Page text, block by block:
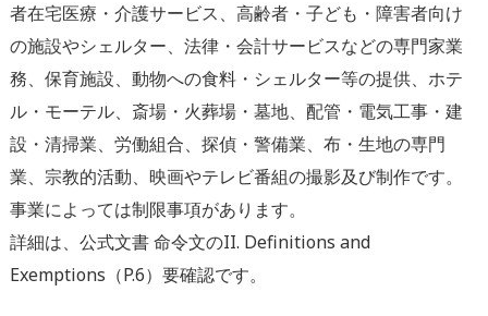
者在宅医療・介護サービス、高齢者・子ども・障害者向け
の施設やシェルター、法律・会計サービスなどの専門家業
務、保育施設、動物への食料・シェルター等の提供、ホテ
ル・モーテル、斎場・火葬場・墓地、配管・電気工事・建
設・清掃業、労働組合、探偵・警備業、布・生地の専門
業、宗教的活動、映画やテレビ番組の撮影及び制作です。
事業によっては制限事項があります。
詳細は、公式文書 命令文のII. Definitions and
Exemptions（P.6）要確認です。